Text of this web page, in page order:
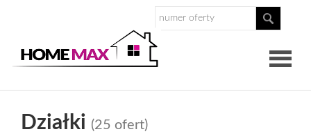
Działki (25 ofert)